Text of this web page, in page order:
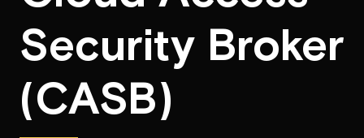
Security Broker
(CASB)